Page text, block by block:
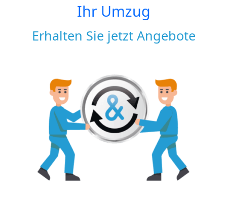
Ihr Umzug
Erhalten Sie jetzt Angebote